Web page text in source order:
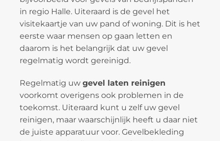
in regio Halle. Uiteraard is de gevel het
visitekaartje van uw pand of woning. Dit is het
eerste waar mensen op gaan letten en
daarom is het belangrijk dat uw gevel
regelmatig wordt gereinigd.
Regelmatig uw gevel laten reinigen
voorkomt overigens ook problemen in de
toekomst. Uiteraard kunt u zelf uw gevel
reinigen, maar waarschijnlijk heeft u daar niet
de juiste apparatuur voor. Gevelbekleding